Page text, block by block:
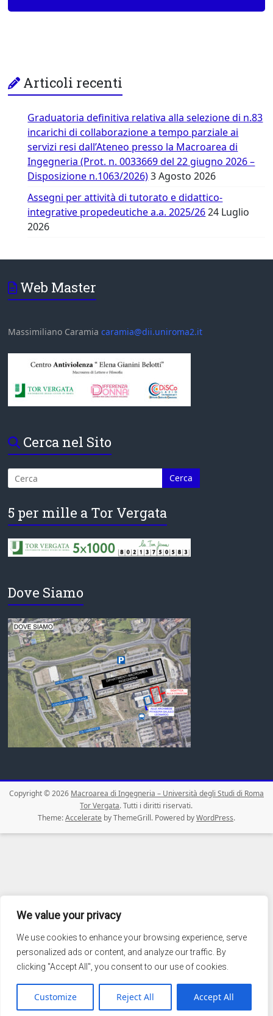
We value your privacy
We use cookies to enhance your browsing experience, serve
personalized ads or content, and analyze our traffic. By
clicking "Accept All", you consent to our use of cookies.
Customize Reject All Accept All
Articoli recenti
Graduatoria definitiva relativa alla selezione di n.83
incarichi di collaborazione a tempo parziale ai
servizi resi dall’Ateneo presso la Macroarea di
Ingegneria (Prot. n. 0033669 del 22 giugno 2026 –
Disposizione n.1063/2026) 3 Agosto 2026
Assegni per attività di tutorato e didattico-
integrative propedeutiche a.a. 2025/26 24 Luglio
2026
Web Master
Massimiliano Caramiacaramia@dii.uniroma2.it
Cerca nel Sito
5 per mille a Tor Vergata
Dove Siamo
Copyright © 2026 Macroarea di Ingegneria – Università degli Studi di Roma
Tor Vergata. Tutti i diritti riservati.
Theme:Accelerate by ThemeGrill. Powered byWordPress.